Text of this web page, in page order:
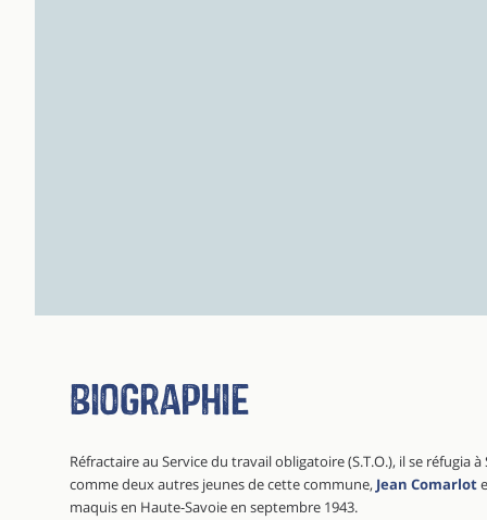
Biographie
Réfractaire au Service du travail obligatoire (S.T.O.), il se réfugia
comme deux autres jeunes de cette commune, Jean Comarlot
maquis en Haute-Savoie en septembre 1943.